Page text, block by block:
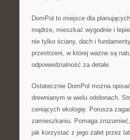
DomPol to miejsce dla
mądrze, mieszkać wygodnie i
nie tylko ściany, dach i
przestrzeni, w której ważne są
odpowiedzialność za detale.
Ostatecznie DomPol można
drewnianym w wielu odsłonach.
ceniących ekologię. Porusza
zamieszkaniu. Pomaga
jak korzystać z jego zalet przez